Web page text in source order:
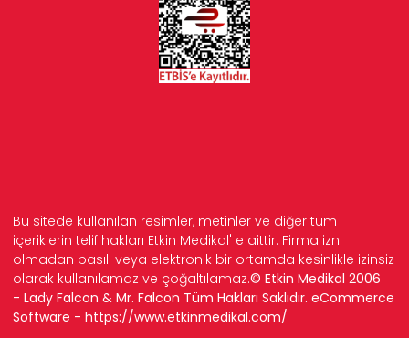
Bu sitede kullanılan resimler, metinler ve diğer tüm
içeriklerin telif hakları Etkin Medikal' e aittir. Firma izni
olmadan basılı veya elektronik bir ortamda kesinlikle izinsiz
olarak kullanılamaz ve çoğaltılamaz.© Etkin Medikal 2006
- Lady Falcon & Mr. Falcon Tüm Hakları Saklıdır. eCommerce
Software - https://www.etkinmedikal.com/